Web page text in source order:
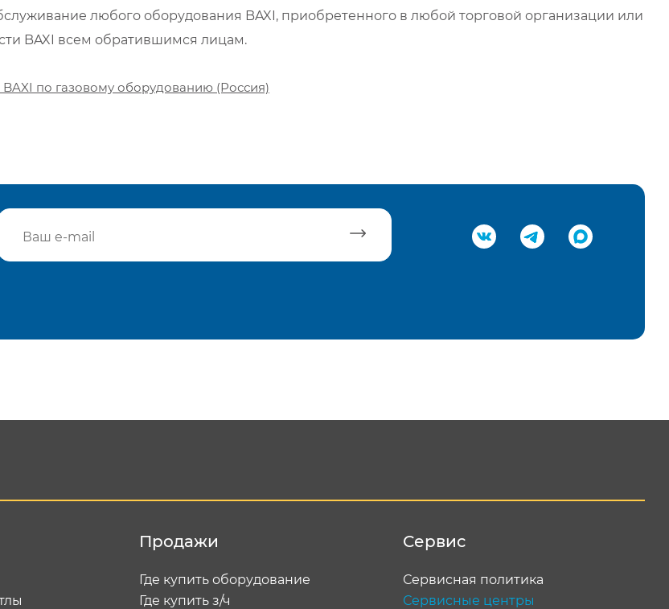
любого оборудования BAXI, приобретенного в любой торговой организации или
BAXI всем обратившимся лицам.
по газовому оборудованию (Россия)
Продажи
Где купить оборудование
Где купить з/ч
Сервис
Сервисная политика
Сервисные центры